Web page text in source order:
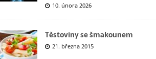
10. února 2026
Těstoviny se šmakounem
21. března 2015